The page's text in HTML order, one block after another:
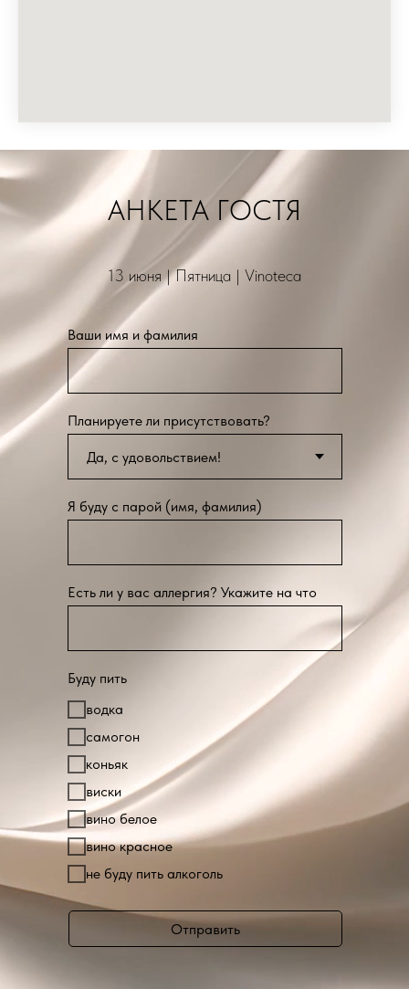
13 июня | Пятница | Vinoteca
Ваши имя и фамилия
Планируете ли присутствовать?
Я буду с парой (имя, фамилия)
Есть ли у вас аллергия? Укажите на что
Буду пить
водка
самогон
коньяк
виски
вино белое
вино красное
не буду пить алкоголь
Отправить
АНКЕТА ГОСТЯ